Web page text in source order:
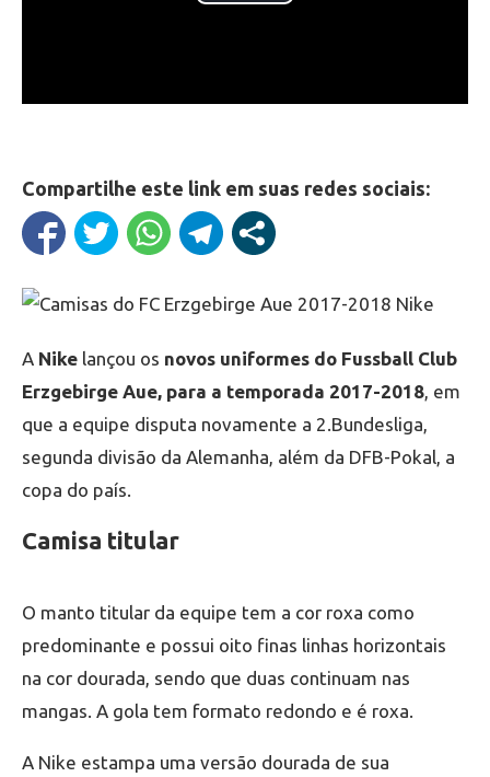
Compartilhe este link em suas redes sociais:
A Nike lançou os novos uniformes do Fussball Club
Erzgebirge Aue, para a temporada 2017-2018 , em
que a equipe disputa novamente a 2.Bundesliga,
segunda divisão da Alemanha, além da DFB-Pokal, a
copa do país.
Camisa titular
O manto titular da equipe tem a cor roxa como
predominante e possui oito finas linhas horizontais
na cor dourada, sendo que duas continuam nas
mangas. A gola tem formato redondo e é roxa.
A Nike estampa uma versão dourada de sua